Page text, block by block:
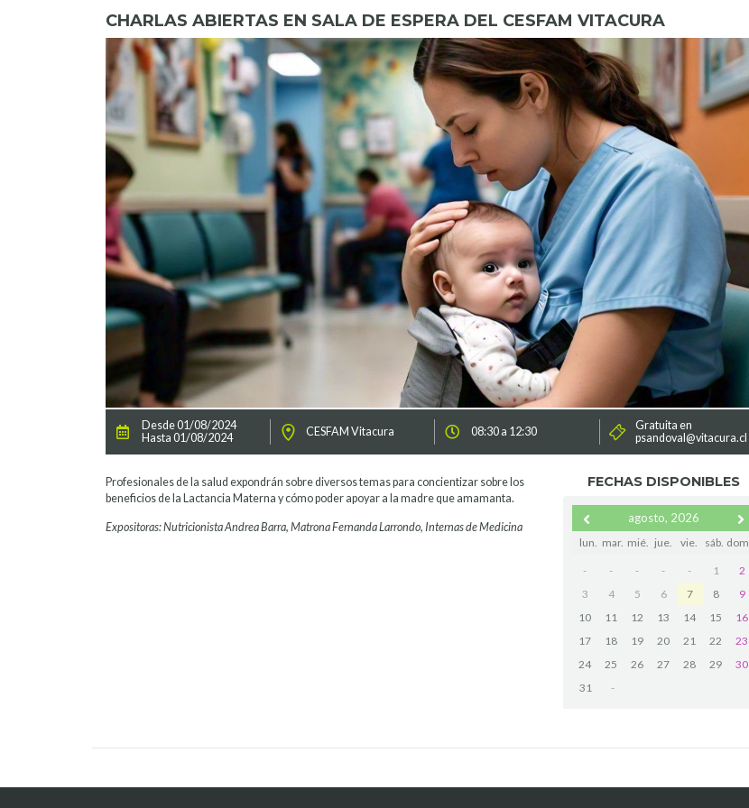
CHARLAS ABIERTAS EN SALA DE ESPERA DEL CESFAM VITACURA
Desde 01/08/2024
Hasta 01/08/2024
CESFAM Vitacura 08:30 a 12:30
Gratuita en
psandoval@vitacura.cl
Profesionales de la salud expondrán sobre diversos temas para concientizar sobre los
beneficios de la Lactancia Materna y cómo poder apoyar a la madre que amamanta.
Expositoras: Nutricionista Andrea Barra, Matrona Fernanda Larrondo, Internas de Medicina
FECHAS DISPONIBLES
agosto, 2026
lun. mar. mié. jue. vie. sáb. dom.
- - - - - 1
2
3
4 5 6 7 8
9
10
11 12 13 14 15
16
17
18 19 20 21 22
23
24
25 26 27 28 29
30
31
-